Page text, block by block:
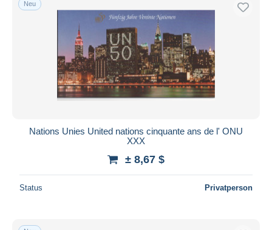
Kostenloser Versand
Zahlungsmethoden
PayPal
Banküberweisung
Visa
Mastercard
iDeal
Wohnsitz des Verkäufers
Neu
Nations Unies United nations cinquante ans de l' ONU
XXX
± 8,67 $
Status Privatperson